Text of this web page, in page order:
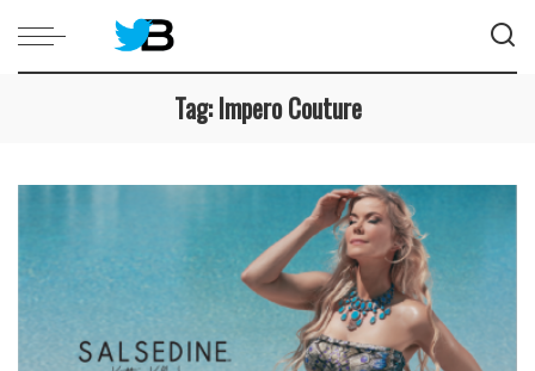
Tag:Impero Couture